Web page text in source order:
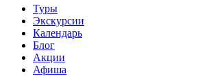
Туры
Экскурсии
Календарь
Блог
Акции
Афиша